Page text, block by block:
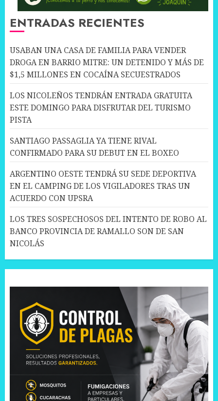
ENTRADAS RECIENTES
USABAN UNA CASA DE FAMILIA PARA VENDER
DROGA EN BARRIO MITRE: UN DETENIDO Y MÁS DE
$1,5 MILLONES EN COCAÍNA SECUESTRADOS
LOS NICOLEÑOS TENDRÁN ENTRADA GRATUITA
ESTE DOMINGO PARA DISFRUTAR DEL TURISMO
PISTA
SANTIAGO PASSAGLIA YA TIENE RIVAL
CONFIRMADO PARA SU DEBUT EN EL BOXEO
ARGENTINO OESTE TENDRÁ SU SEDE DEPORTIVA
EN EL CAMPING DE LOS VIGILADORES TRAS UN
ACUERDO CON UPSRA
LOS TRES SOSPECHOSOS DEL INTENTO DE ROBO AL
BANCO PROVINCIA DE RAMALLO SON DE SAN
NICOLÁS